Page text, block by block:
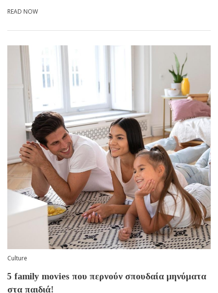
READ NOW
Culture
5 family movies που περνούν σπουδαία μηνύματα
στα παιδιά!